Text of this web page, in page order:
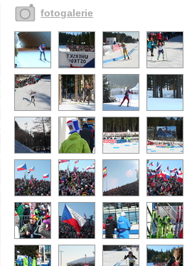
fotogalerie